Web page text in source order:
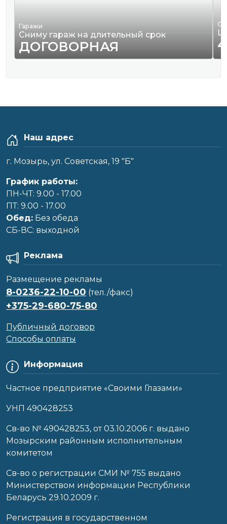
Гаражи
Сниму гараж на длительный срок
ДОГОВОРНАЯ
Наш адрес
г. Мозырь, ул. Советская, 19 "Б"
График работы:
ПН-ЧТ: 9.00 - 17.00
ПТ: 9.00 - 17.00
Обед: Без обеда
CБ-ВС: выходной
Информация
Частное предприятие «Своими Глазами»
УНП 490428253
Cв-во № 490428253, от 03.10.2006 г. выдано
Мозырским районным исполнительным
комитетом
Св-во о регистрации СМИ № 755 выдано
Министерством информации Республики
Беларусь 29.10.2009 г.
Регистрация в государственном
Реклама
Размещение рекламы
8-0236-22-10-00 (тел./факс)
+375-29-680-75-80
Публичный договор
Способы оплаты